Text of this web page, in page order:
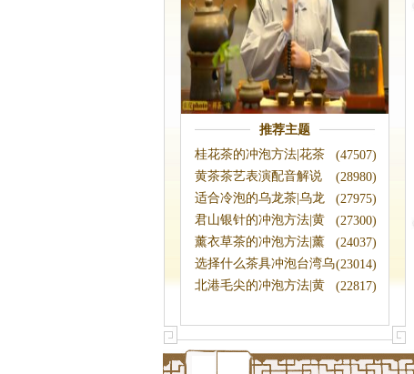
推荐主题
(47507)
桂花茶的冲泡方法|花茶
泡法
(28980)
黄茶茶艺表演配音解说
词|黄茶冲泡
(27975)
适合冷泡的乌龙茶|乌龙
茶冷泡法
(27300)
君山银针的冲泡方法|黄
茶泡法
(24037)
薰衣草茶的冲泡方法|薰
衣草茶怎么
(23014)
选择什么茶具冲泡台湾乌
龙茶|乌龙
(22817)
北港毛尖的冲泡方法|黄